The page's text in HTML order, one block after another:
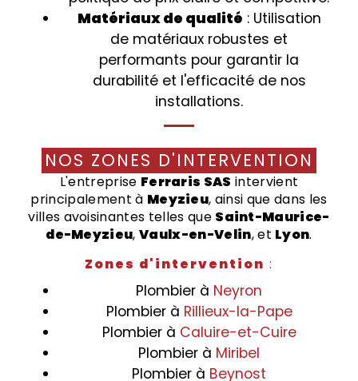
Matériaux de qualité : Utilisation
de matériaux robustes et
performants pour garantir la
durabilité et l'efficacité de nos
installations.
NOS ZONES D'INTERVENTION
L'entreprise Ferraris SAS intervient
principalement à Meyzieu, ainsi que dans les
villes avoisinantes telles que Saint-Maurice-
de-Meyzieu,Vaulx-en-Velin, et Lyon.
Zones d'intervention :
Plombier à Neyron
Plombier à Rillieux-la-Pape
Plombier à Caluire-et-Cuire
Plombier à Miribel
Plombier à Beynost